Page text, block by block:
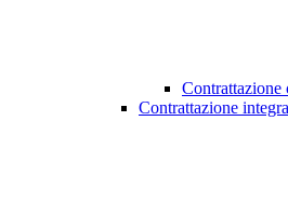
Contrattazione
Contrattazione